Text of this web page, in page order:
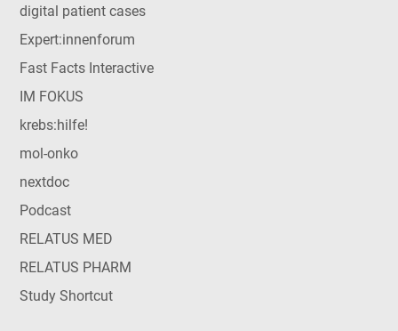
digital patient cases
Expert:innenforum
Fast Facts Interactive
IM FOKUS
krebs:hilfe!
mol-onko
nextdoc
Podcast
RELATUS MED
RELATUS PHARM
Study Shortcut